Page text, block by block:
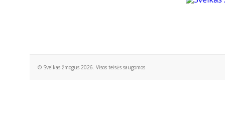
© Sveikas žmogus 2026. Visos teisės saugomos